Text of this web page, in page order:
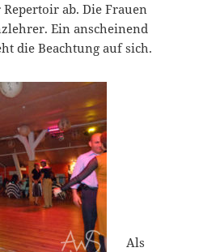
ab. Die Frauen
Ein anscheinend
die Beachtung auf sich.
Als